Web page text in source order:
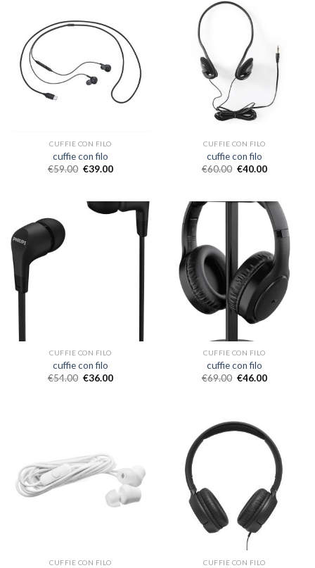
CUFFIE CON FILO
cuffie con filo
€59.00 €39.00
CUFFIE CON FILO
cuffie con filo
€60.00 €40.00
CUFFIE CON FILO
cuffie con filo
€54.00 €36.00
CUFFIE CON FILO
cuffie con filo
€69.00 €46.00
CUFFIE CON FILO CUFFIE CON FILO